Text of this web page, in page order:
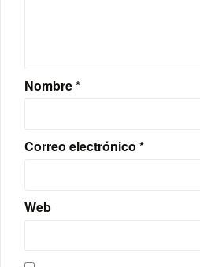
Nombre*
Correo electrónico *
Web